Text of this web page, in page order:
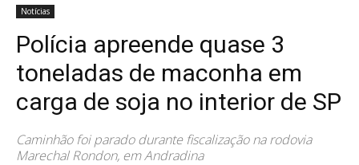
Notícias
Polícia apreende quase 3
toneladas de maconha em
carga de soja no interior de SP
Caminhão foi parado durante fiscalização na rodovia
Marechal Rondon, em Andradina